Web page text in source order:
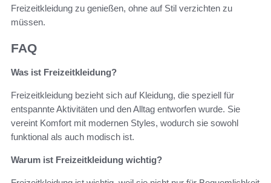
Freizeitkleidung zu genießen, ohne auf Stil verzichten zu
müssen.
FAQ
Was ist Freizeitkleidung?
Freizeitkleidung bezieht sich auf Kleidung, die speziell für
entspannte Aktivitäten und den Alltag entworfen wurde. Sie
vereint Komfort mit modernen Styles, wodurch sie sowohl
funktional als auch modisch ist.
Warum ist Freizeitkleidung wichtig?